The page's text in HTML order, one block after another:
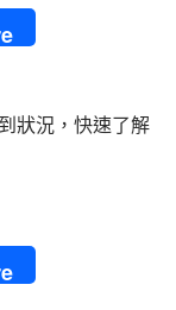
狀況，快速了解
青蘋果3C專家來